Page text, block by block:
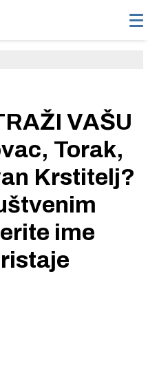
VAŠU
Torak,
Krstitelj?
ime